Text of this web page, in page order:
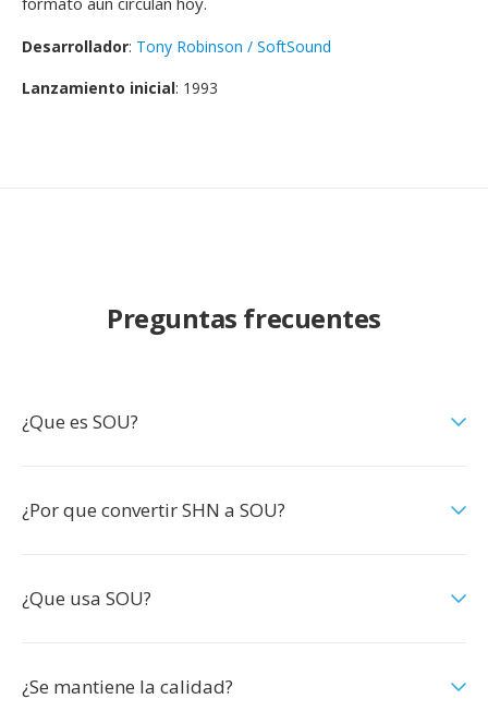
Desarrollador: Tony Robinson / SoftSound
Lanzamiento inicial: 1993
Preguntas frecuentes
¿Que es SOU?
¿Por que convertir SHN a SOU?
¿Que usa SOU?
¿Se mantiene la calidad?